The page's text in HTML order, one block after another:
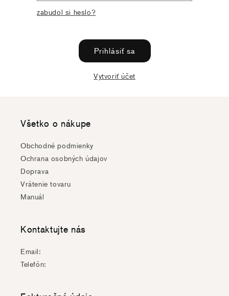
zabudol si heslo?
Prihlásiť sa
Vytvoriť účet
Všetko o nákupe
Obchodné podmienky
Ochrana osobných údajov
Doprava
Vrátenie tovaru
Manuál
Kontaktujte nás
Email:
Telefón: